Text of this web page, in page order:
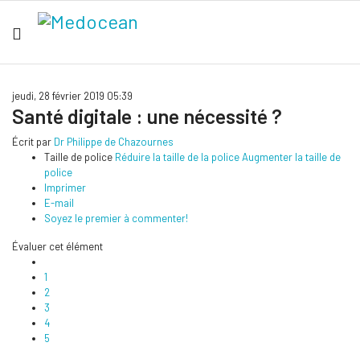
jeudi, 28 février 2019 05:39
Santé digitale : une nécessité ?
Écrit par Dr Philippe de Chazournes
Taille de police Réduire la taille de la policeAugmenter la taille de
police
Imprimer
E-mail
Soyez le premier à commenter!
Évaluer cet élément
1
2
3
4
5